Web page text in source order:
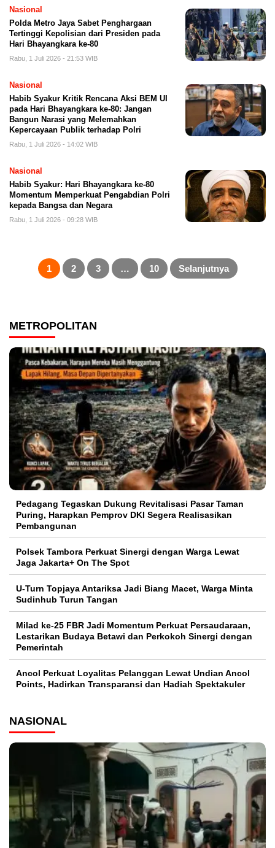
Nasional
Polda Metro Jaya Sabet Penghargaan
Tertinggi Kepolisian dari Presiden pada
Hari Bhayangkara ke-80
Rabu, 1 Juli 2026 - 21:53 WIB
Nasional
Habib Syakur Kritik Rencana Aksi BEM UI
pada Hari Bhayangkara ke-80: Jangan
Bangun Narasi yang Melemahkan
Kepercayaan Publik terhadap Polri
Rabu, 1 Juli 2026 - 14:02 WIB
Nasional
Habib Syakur: Hari Bhayangkara ke-80
Momentum Memperkuat Pengabdian Polri
kepada Bangsa dan Negara
Rabu, 1 Juli 2026 - 09:28 WIB
Paginasi
pos1 2 3 … 10 Selanjutnya
METROPOLITAN
Pedagang Tegaskan Dukung Revitalisasi Pasar Taman
Puring, Harapkan Pemprov DKI Segera Realisasikan
Pembangunan
Polsek Tambora Perkuat Sinergi dengan Warga Lewat
Jaga Jakarta+ On The Spot
U-Turn Topjaya Antariksa Jadi Biang Macet, Warga Minta
Sudinhub Turun Tangan
Milad ke-25 FBR Jadi Momentum Perkuat Persaudaraan,
Lestarikan Budaya Betawi dan Perkokoh Sinergi dengan
Pemerintah
Ancol Perkuat Loyalitas Pelanggan Lewat Undian Ancol
Points, Hadirkan Transparansi dan Hadiah Spektakuler
NASIONAL